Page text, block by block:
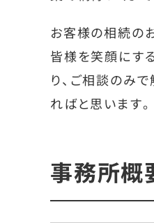
お客様の相続の
皆様を笑顔にす
り、ご相談のみ
ればと思います。
事務所概